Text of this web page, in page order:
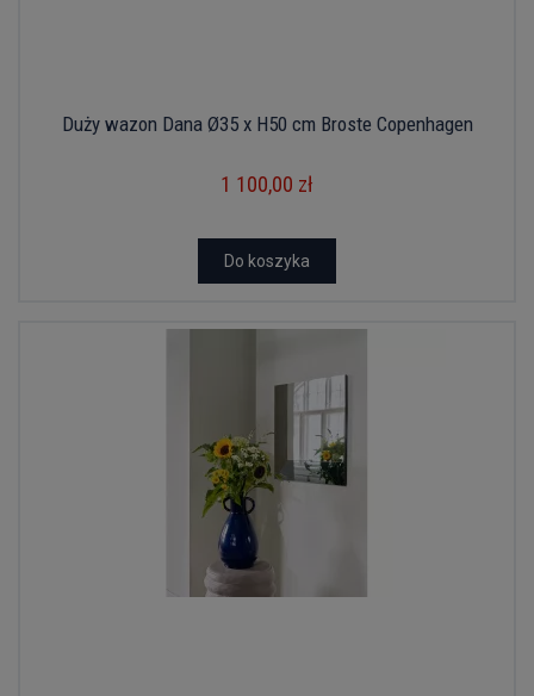
Duży wazon Dana Ø35 x H50 cm Broste Copenhagen
1 100,00 zł
Do koszyka